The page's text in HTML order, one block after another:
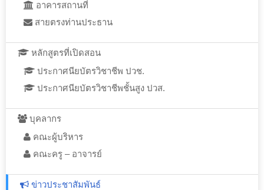
อาคารสถานที่
สายตรงท่านประธาน
หลักสูตรที่เปิดสอน
ประกาศนียบัตรวิชาชีพ ปวช.
ประกาศนียบัตรวิชาชีพชั้นสูง ปวส.
บุคลากร
คณะผู้บริหาร
คณะครู – อาจารย์
ข่าวประชาสัมพันธ์